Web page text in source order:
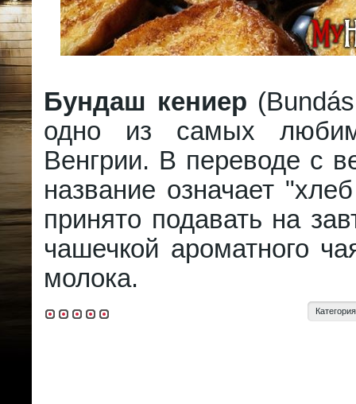
Бундаш кениер
одно из самых
Венгрии. В переводе с
название означает
принято подавать на
чашечкой ароматного
молока.